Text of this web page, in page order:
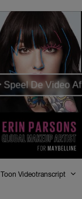
Speel De Video Af
Toon Videotranscript